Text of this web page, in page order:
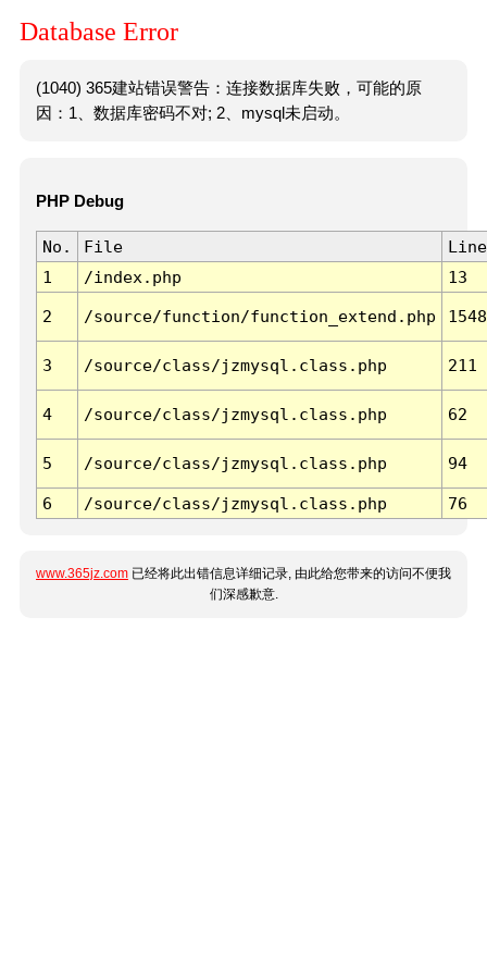
Database Error
(1040) 365建站错误警告：连接数据库失败，可能的原
因：1、数据库密码不对; 2、mysql未启动。
PHP Debug
No. File
Line
1
/index.php 13
2 /source/function/function_extend.php 1548
3 /source/class/jzmysql.class.php 211
4 /source/class/jzmysql.class.php 62
5 /source/class/jzmysql.class.php 94
6 /source/class/jzmysql.class.php 76
www.365jz.com 已经将此出错信息详细记录, 由此给您带来的访问不便我
们深感歉意.